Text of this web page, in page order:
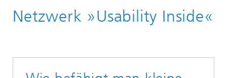
Netzwerk »Usability Inside«